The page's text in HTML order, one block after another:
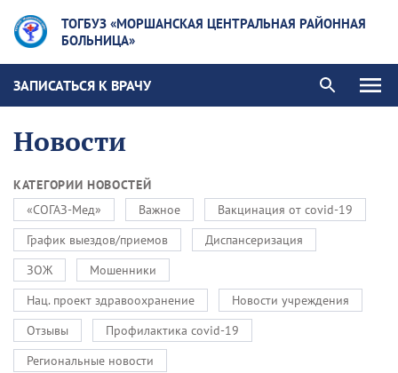
ТОГБУЗ «МОРШАНСКАЯ ЦЕНТРАЛЬНАЯ РАЙОННАЯ
БОЛЬНИЦА»
ЗАПИСАТЬСЯ К ВРАЧУ
Новости
КАТЕГОРИИ НОВОСТЕЙ
«СОГАЗ-Мед»
Важное
Вакцинация от covid-19
График выездов/приемов
Диспансеризация
ЗОЖ
Мошенники
Нац. проект здравоохранение
Новости учреждения
Отзывы
Профилактика covid-19
Региональные новости